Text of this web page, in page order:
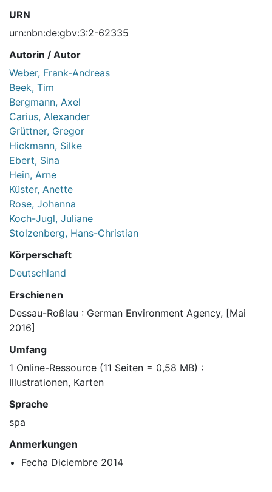
URN
urn:nbn:de:gbv:3:2-62335
Autorin / Autor
Weber, Frank-Andreas
Beek, Tim
Bergmann, Axel
Carius, Alexander
Grüttner, Gregor
Hickmann, Silke
Ebert, Sina
Hein, Arne
Küster, Anette
Rose, Johanna
Koch-Jugl, Juliane
Stolzenberg, Hans-Christian
Körperschaft
Deutschland
Erschienen
Dessau-Roßlau : German Environment Agency, [Mai
2016]
Umfang
1 Online-Ressource (11 Seiten = 0,58 MB) :
Illustrationen, Karten
Sprache
spa
Anmerkungen
Fecha Diciembre 2014